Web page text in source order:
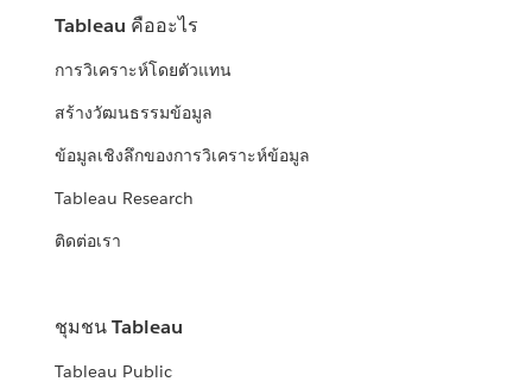
Tableau คืออะไร
การวิเคราะห์โดยตัวแทน
สร้างวัฒนธรรมข้อมูล
ข้อมูลเชิงลึกของการวิเคราะห์ข้อมูล
Tableau Research
ติดต่อเรา
ชุมชน Tableau
Tableau Public